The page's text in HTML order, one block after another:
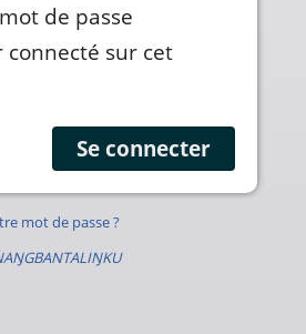
de passe
connecté sur cet
mot de passe ?